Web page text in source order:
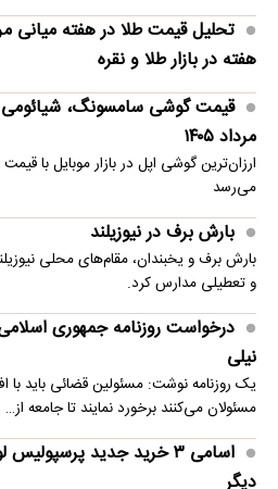
هفته در بازار طلا و نقره
مرداد ۱۴۰۵
می‌رسد
بارش برف در نیوزیلند
بارش برف و یخبندان، مقام‌های محلی
و تعطیلی مدارس کرد.
درخواست روزنامه جمهوری
نیلی
یک روزنامه نوشت: مسئولین قضائی باید با
مسئولان می‌کنند برخورد نمایند تا جامعه از…
اسامی ۳ خرید جدید